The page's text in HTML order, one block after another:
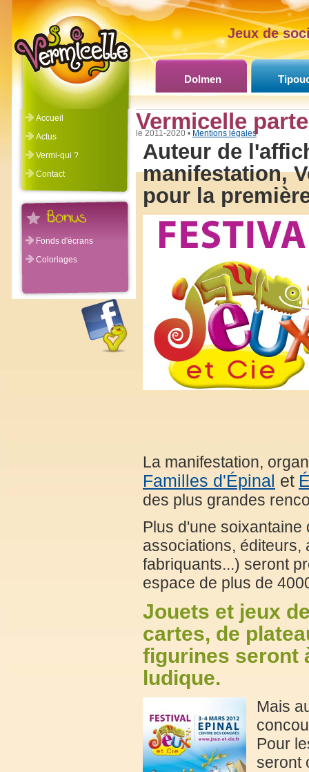
Jeux de
Dolmen
Vermicelle
Auteur de
manifestation,
pour la
La manifestation,
Familles d'Épinal et
des plus grandes
Plus d'une
associations, éditeurs,
fabriquants...) seront
espace de plus de
Jouets et jeux
cartes, de
figurines seront
ludique.
Mais
Pour
seront
Accueil
Actus
Vermi-qui ?
Contact
Fonds d'écrans
Coloriages
©Vermicelle 2011-2020 • Mentions légales